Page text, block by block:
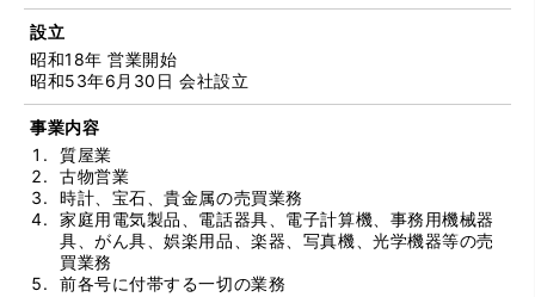
設立
昭和18年 営業開始
昭和53年6月30日 会社設立
事業内容
質屋業
古物営業
時計、宝石、貴金属の売買業務
家庭用電気製品、電話器具、電子計算機、事務用機械器
具、がん具、娯楽用品、楽器、写真機、光学機器等の売
買業務
前各号に付帯する一切の業務